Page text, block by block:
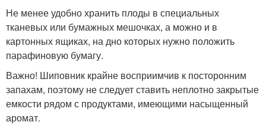
Не менее удобно хранить плоды в специальных
тканевых или бумажных мешочках, а можно и в
картонных ящиках, на дно которых нужно положить
парафиновую бумагу.
Важно! Шиповник крайне восприимчив к посторонним
запахам, поэтому не следует ставить неплотно закрытые
емкости рядом с продуктами, имеющими насыщенный
аромат.